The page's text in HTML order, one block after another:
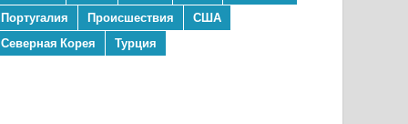
Португалия
Происшествия
США
Северная Корея
Турция